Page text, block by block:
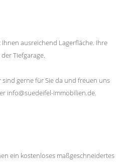
ausreichend Lagerfläche. Ihre
Tiefgarage.
gerne für Sie da und freuen uns
info@suedeifel-immobilien.de.
ein kostenloses maßgeschneidertes